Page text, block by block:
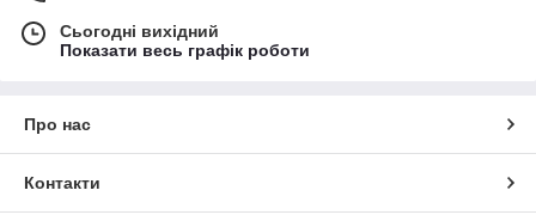
Сьогодні вихідний
Показати весь графік роботи
Про нас
Контакти